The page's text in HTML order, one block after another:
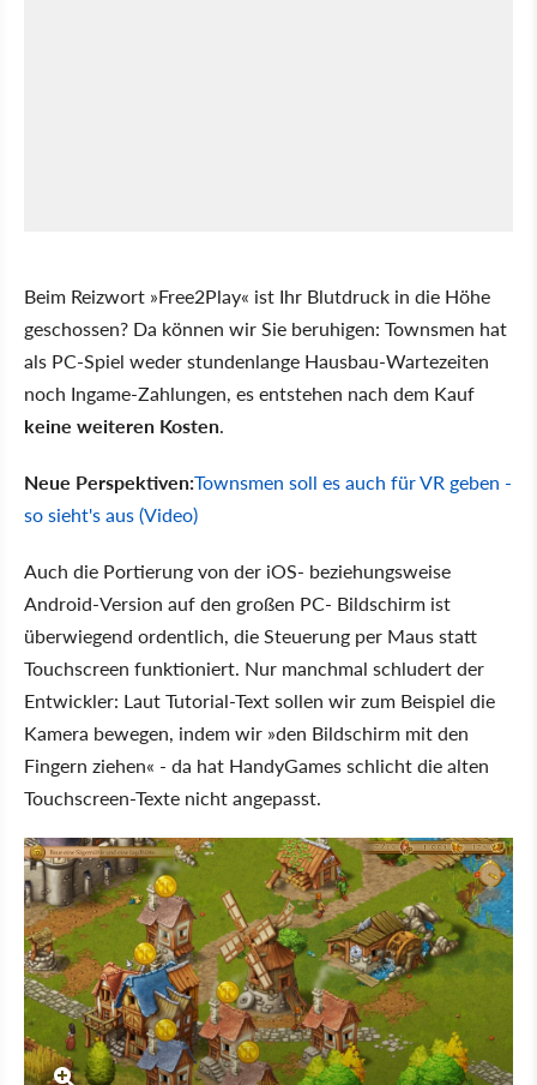
Beim Reizwort »Free2Play« ist Ihr Blutdruck in die Höhe
geschossen? Da können wir Sie beruhigen: Townsmen hat
als PC-Spiel weder stundenlange Hausbau-Wartezeiten
noch Ingame-Zahlungen, es entstehen nach dem Kauf
keine weiteren Kosten.
Neue Perspektiven:Townsmen soll es auch für VR geben -
so sieht's aus (Video)
Auch die Portierung von der iOS- beziehungsweise
Android-Version auf den großen PC- Bildschirm ist
überwiegend ordentlich, die Steuerung per Maus statt
Touchscreen funktioniert. Nur manchmal schludert der
Entwickler: Laut Tutorial-Text sollen wir zum Beispiel die
Kamera bewegen, indem wir »den Bildschirm mit den
Fingern ziehen« - da hat HandyGames schlicht die alten
Touchscreen-Texte nicht angepasst.